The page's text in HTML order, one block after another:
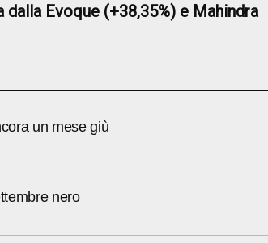
dalla Evoque (+38,35%) e Mahindra
un mese giù
nero